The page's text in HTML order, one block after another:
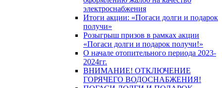
электроснабжения
Итоги акции: «Погаси долги и подарок
получи»
Розыгрыш призов в рамках акции
«Погаси долги и подарок получи!»
О начале отопительного периода 2023-
2024гг.
ВНИМАНИЕ! ОТКЛЮЧЕНИЕ
ГОРЯЧЕГО ВОДОСНАБЖЕНИЯ!